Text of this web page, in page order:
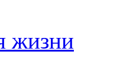
жизни